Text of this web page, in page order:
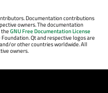
Documentation contributions
owners. The documentation
GNU Free Documentation License
Qt and respective logos are
or other countries worldwide. All
owners.